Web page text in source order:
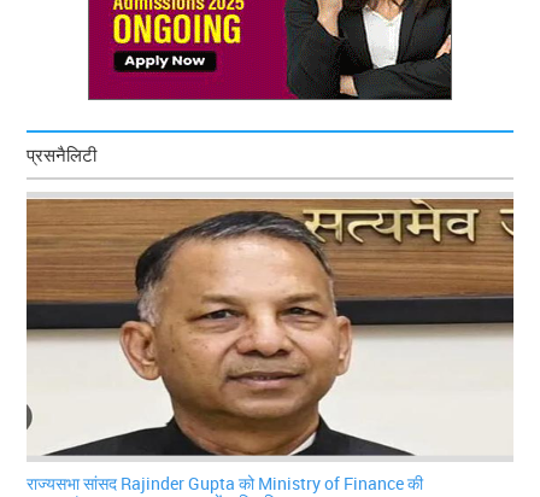
प्रसनैलिटी
राज्यसभा सांसद Rajinder Gupta को Ministry of Finance की